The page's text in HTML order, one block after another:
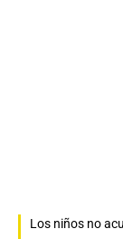
Los niños no